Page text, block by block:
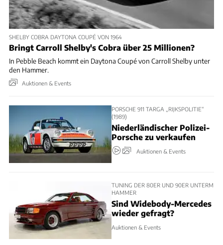
SHELBY COBRA DAYTONA COUPÉ VON 1964
Bringt Carroll Shelby's Cobra über 25 Millionen?
In Pebble Beach kommt ein Daytona Coupé von Carroll Shelby unter
den Hammer.
Auktionen & Events
PORSCHE 911 TARGA „RIJKSPOLITIE“
(1989)
Niederländischer Polizei-
Porsche zu verkaufen
Auktionen & Events
TUNING DER 80ER UND 90ER UNTERM
HAMMER
Sind Widebody-Mercedes
wieder gefragt?
Auktionen & Events